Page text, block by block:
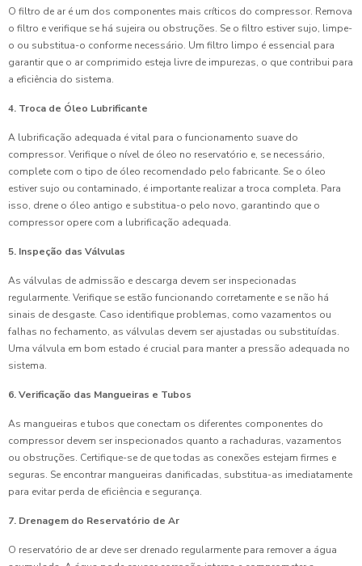
O filtro de ar é um dos componentes mais críticos do compressor. Remova
o filtro e verifique se há sujeira ou obstruções. Se o filtro estiver sujo, limpe-
o ou substitua-o conforme necessário. Um filtro limpo é essencial para
garantir que o ar comprimido esteja livre de impurezas, o que contribui para
a eficiência do sistema.
4. Troca de Óleo Lubrificante
A lubrificação adequada é vital para o funcionamento suave do
compressor. Verifique o nível de óleo no reservatório e, se necessário,
complete com o tipo de óleo recomendado pelo fabricante. Se o óleo
estiver sujo ou contaminado, é importante realizar a troca completa. Para
isso, drene o óleo antigo e substitua-o pelo novo, garantindo que o
compressor opere com a lubrificação adequada.
5. Inspeção das Válvulas
As válvulas de admissão e descarga devem ser inspecionadas
regularmente. Verifique se estão funcionando corretamente e se não há
sinais de desgaste. Caso identifique problemas, como vazamentos ou
falhas no fechamento, as válvulas devem ser ajustadas ou substituídas.
Uma válvula em bom estado é crucial para manter a pressão adequada no
sistema.
6. Verificação das Mangueiras e Tubos
As mangueiras e tubos que conectam os diferentes componentes do
compressor devem ser inspecionados quanto a rachaduras, vazamentos
ou obstruções. Certifique-se de que todas as conexões estejam firmes e
seguras. Se encontrar mangueiras danificadas, substitua-as imediatamente
para evitar perda de eficiência e segurança.
7. Drenagem do Reservatório de Ar
O reservatório de ar deve ser drenado regularmente para remover a água